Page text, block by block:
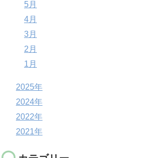
5月
4月
3月
2月
1月
2025年
2024年
2022年
2021年